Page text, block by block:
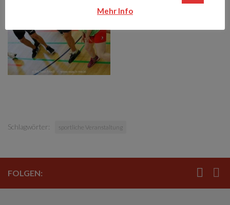
Schlagwörter: sportliche Veranstaltung
FOLGEN:
Mehr Info